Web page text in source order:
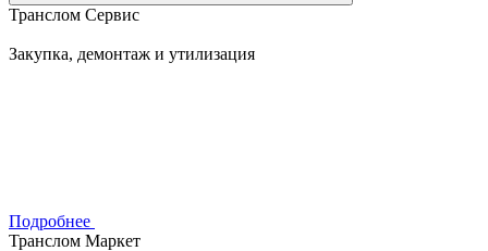
Транслом Сервис
Закупка, демонтаж и утилизация
Подробнее
Транслом Маркет